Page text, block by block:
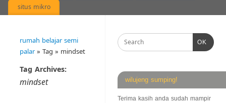
situs mikro
rumah belajar semi
palar» Tag » mindset
Tag Archives:
mindset
OK
wilujeng sumping!
Terima kasih anda sudah mampir